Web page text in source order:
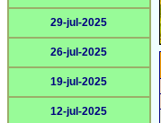
29-jul-2025
26-jul-2025
19-jul-2025
12-jul-2025